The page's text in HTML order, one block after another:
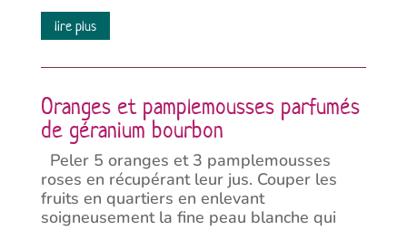
lire plus
Oranges et pamplemousses parfumés
de géranium bourbon
Peler 5 oranges et 3 pamplemousses
roses en récupérant leur jus. Couper les
fruits en quartiers en enlevant
soigneusement la fine peau blanche qui